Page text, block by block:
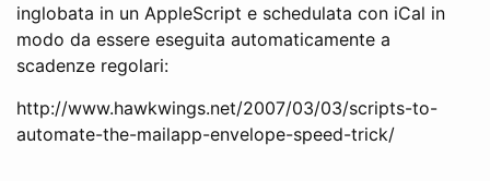
inglobata in un AppleScript e schedulata con iCal in
modo da essere eseguita automaticamente a
scadenze regolari:
http://www.hawkwings.net/2007/03/03/scripts-to-
automate-the-mailapp-envelope-speed-trick/